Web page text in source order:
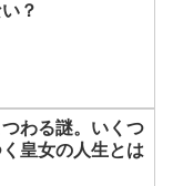
？
わる謎。いくつ
皇女の人生とは